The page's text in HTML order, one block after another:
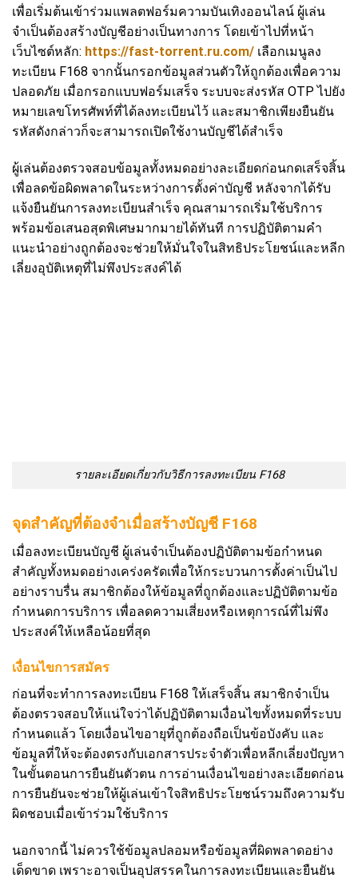
เพื่อเริ่มต้นเข้าร่วมแพลตฟอร์มความบันเทิงออนไลน์ ผู้เล่น
จำเป็นต้องสร้างบัญชีอย่างเป็นทางการ โดยเข้าไปที่หน้า
เว็บไซต์หลัก: https://fast-torrent.ru.com/ เลือกเมนูลง
ทะเบียน F168 จากนั้นกรอกข้อมูลส่วนตัวให้ถูกต้องเพื่อความ
ปลอดภัย เมื่อกรอกแบบฟอร์มเสร็จ ระบบจะส่งรหัส OTP ไปยัง
หมายเลขโทรศัพท์ที่ได้ลงทะเบียนไว้ และสมาชิกเพียงยืนยัน
รหัสดังกล่าวก็จะสามารถเปิดใช้งานบัญชีได้สำเร็จ
ผู้เล่นต้องตรวจสอบข้อมูลทั้งหมดอย่างละเอียดก่อนกดเสร็จสิ้น
เพื่อลดข้อผิดพลาดในระหว่างการตั้งค่าบัญชี หลังจากได้รับ
แจ้งยืนยันการลงทะเบียนสำเร็จ คุณสามารถเริ่มใช้บริการ
พร้อมข้อเสนอสุดพิเศษมากมายได้ทันที การปฏิบัติตามคำ
แนะนำอย่างถูกต้องจะช่วยให้มั่นใจในสิทธิประโยชน์และหลีก
เลี่ยงอุบัติเหตุที่ไม่พึงประสงค์ได้
รายละเอียดเกี่ยวกับวิธีการลงทะเบียน F168
จุดสำคัญที่ต้องจำเมื่อสร้างบัญชี F168
เมื่อลงทะเบียนบัญชี ผู้เล่นจำเป็นต้องปฏิบัติตามข้อกำหนด
สำคัญทั้งหมดอย่างเคร่งครัดเพื่อให้กระบวนการตั้งค่าเป็นไป
อย่างราบรื่น สมาชิกต้องให้ข้อมูลที่ถูกต้องและปฏิบัติตามข้อ
กำหนดการบริการ เพื่อลดความเสี่ยงหรือเหตุการณ์ที่ไม่พึง
ประสงค์ให้เหลือน้อยที่สุด
เงื่อนไขการสมัคร
ก่อนที่จะทำการลงทะเบียน F168 ให้เสร็จสิ้น สมาชิกจำเป็น
ต้องตรวจสอบให้แน่ใจว่าได้ปฏิบัติตามเงื่อนไขทั้งหมดที่ระบบ
กำหนดแล้ว โดยเงื่อนไขอายุที่ถูกต้องถือเป็นข้อบังคับ และ
ข้อมูลที่ให้จะต้องตรงกับเอกสารประจำตัวเพื่อหลีกเลี่ยงปัญหา
ในขั้นตอนการยืนยันตัวตน การอ่านเงื่อนไขอย่างละเอียดก่อน
การยืนยันจะช่วยให้ผู้เล่นเข้าใจสิทธิประโยชน์รวมถึงความรับ
ผิดชอบเมื่อเข้าร่วมใช้บริการ
นอกจากนี้ ไม่ควรใช้ข้อมูลปลอมหรือข้อมูลที่ผิดพลาดอย่าง
เด็ดขาด เพราะอาจเป็นอุปสรรคในการลงทะเบียนและยืนยัน